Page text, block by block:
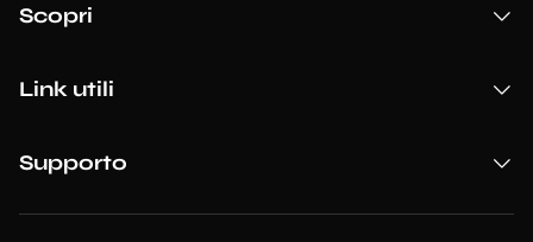
Scopri
Link utili
Supporto